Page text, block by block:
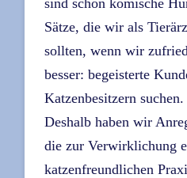
sind schon komische
Sätze, die wir als
sollten, wenn wir
besser: begeisterte
Katzenbesitzern suchen.
Deshalb haben wir
die zur Verwirklichung
katzenfreundlichen